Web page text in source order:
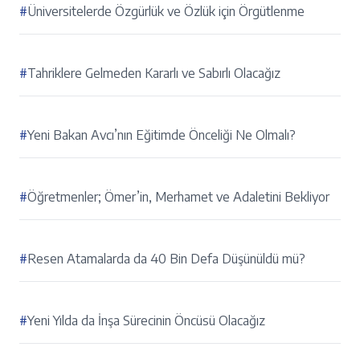
#Üniversitelerde Özgürlük ve Özlük için Örgütlenme
#Tahriklere Gelmeden Kararlı ve Sabırlı Olacağız
#Yeni Bakan Avcı’nın Eğitimde Önceliği Ne Olmalı?
#Öğretmenler; Ömer’in, Merhamet ve Adaletini Bekliyor
#Resen Atamalarda da 40 Bin Defa Düşünüldü mü?
#Yeni Yılda da İnşa Sürecinin Öncüsü Olacağız